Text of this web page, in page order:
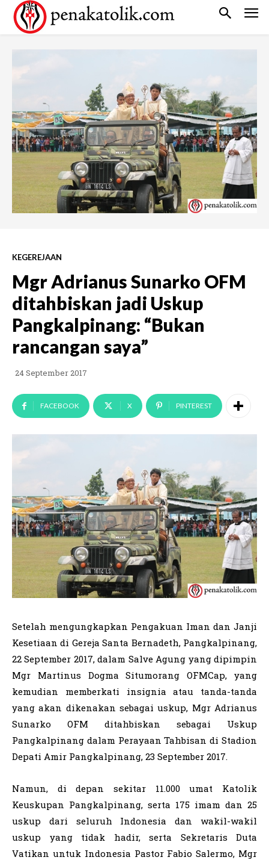
KEGEREJAAN
Mgr Adrianus Sunarko OFM
ditahbiskan jadi Uskup
Pangkalpinang: “Bukan
rancangan saya”
24 September 2017
FACEBOOK X PINTEREST
Setelah mengungkapkan Pengakuan Iman dan Janji
Kesetiaan di Gereja Santa Bernadeth, Pangkalpinang,
22 September 2017, dalam Salve Agung yang dipimpin
Mgr Martinus Dogma Situmorang OFMCap, yang
kemudian memberkati insignia atau tanda-tanda
yang akan dikenakan sebagai uskup, Mgr Adrianus
Sunarko OFM ditahbiskan sebagai Uskup
Pangkalpinang dalam Perayaan Tahbisan di Stadion
Depati Amir Pangkalpinang, 23 September 2017.
Namun, di depan sekitar 11.000 umat Katolik
Keuskupan Pangkalpinang, serta 175 imam dan 25
uskup dari seluruh Indonesia dan wakil-wakil
uskup yang tidak hadir, serta Sekretaris Duta
Vatikan untuk Indonesia Pastor Fabio Salermo, Mgr